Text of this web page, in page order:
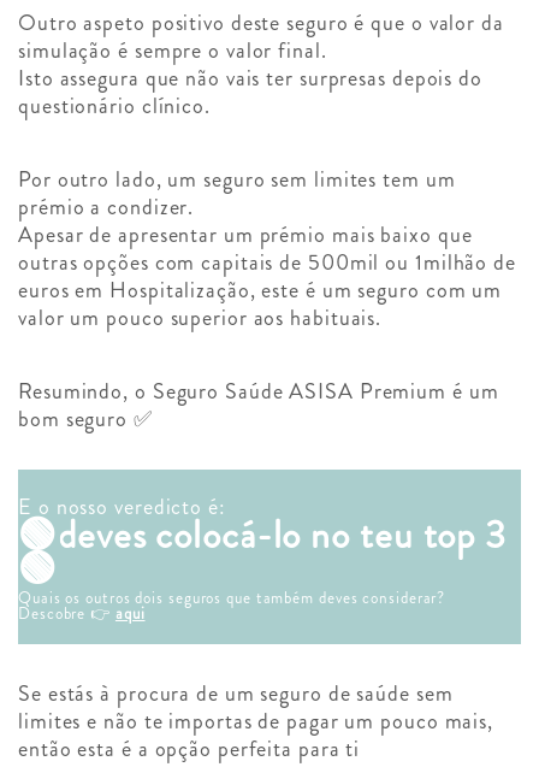
Outro aspeto positivo deste seguro é que o valor da
simulação é sempre o valor final.
Isto assegura que não vais ter surpresas depois do
questionário clínico.
Por outro lado, um seguro sem limites tem um
prémio a condizer.
Apesar de apresentar um prémio mais baixo que
outras opções com capitais de 500mil ou 1milhão de
euros em Hospitalização, este é um seguro com um
valor um pouco superior aos habituais.
Resumindo, o Seguro Saúde ASISA Premium é um
bom seguro ✅
E o nosso veredicto é:
🟢deves colocá-lo no teu top 3
🟢
Quais os outros dois seguros que também deves considerar?
Descobre 👉 aqui
Se estás à procura de um seguro de saúde sem
limites e não te importas de pagar um pouco mais,
então esta é a opção perfeita para ti